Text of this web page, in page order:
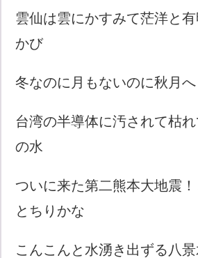
雲仙は雲にかすみて茫洋と
かび
冬なのに月もないのに秋月へ
台湾の半導体に汚されて枯
の水
ついに来た第二熊本大地震
とちりかな
こんこんと水湧き出ずる八